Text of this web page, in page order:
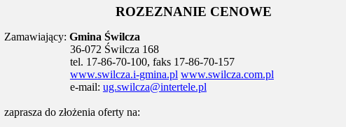
ROZEZNANIE CENOWE
Zamawiający: Gmina Świlcza
36-072 Świlcza 168
tel. 17-86-70-100, faks 17-86-70-157
www.swilcza.i-gmina.pl www.swilcza.com.pl
e-mail: ug.swilcza@intertele.pl
zaprasza do złożenia oferty na: